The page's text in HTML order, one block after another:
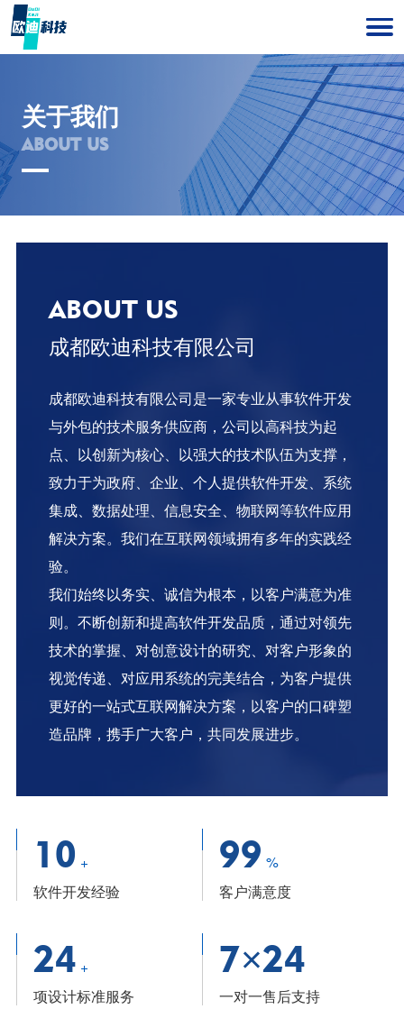
关于我们
ABOUT US
ABOUT US
成都欧迪科技有限公司
成都欧迪科技有限公司是一家专业从事软件开发
与外包的技术服务供应商，公司以高科技为起
点、以创新为核心、以强大的技术队伍为支撑，
致力于为政府、企业、个人提供软件开发、系统
集成、数据处理、信息安全、物联网等软件应用
解决方案。我们在互联网领域拥有多年的实践经
验。
我们始终以务实、诚信为根本，以客户满意为准
则。不断创新和提高软件开发品质，通过对领先
技术的掌握、对创意设计的研究、对客户形象的
视觉传递、对应用系统的完美结合，为客户提供
更好的一站式互联网解决方案，以客户的口碑塑
造品牌，携手广大客户，共同发展进步。
10 +
软件开发经验
99 %
客户满意度
24 +
项设计标准服务
7×24
一对一售后支持